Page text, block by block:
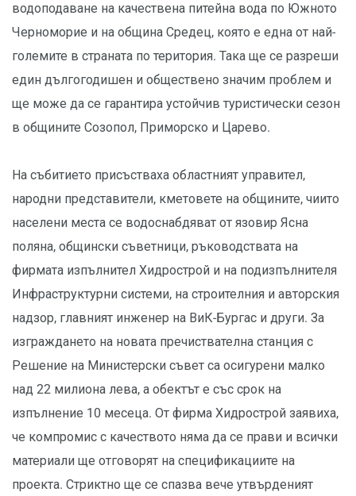
водоподаване на качествена питейна вода по Южното
Черноморие и на община Средец, която е една от най-
големите в страната по територия. Така ще се разреши
един дългогодишен и обществено значим проблем и
ще може да се гарантира устойчив туристически сезон
в общините Созопол, Приморско и Царево.
На събитието присъстваха областният управител,
народни представители, кметовете на общините, чиито
населени места се водоснабдяват от язовир Ясна
поляна, общински съветници, ръководствата на
фирмата изпълнител Хидрострой и на подизпълнителя
Инфраструктурни системи, на строителния и авторския
надзор, главният инженер на ВиК-Бургас и други. За
изграждането на новата пречиствателна станция с
Решение на Министерски съвет са осигурени малко
над 22 милиона лева, а обектът е със срок на
изпълнение 10 месеца. От фирма Хидрострой заявиха,
че компромис с качеството няма да се прави и всички
материали ще отговорят на спецификациите на
проекта. Стриктно ще се спазва вече утвърденият